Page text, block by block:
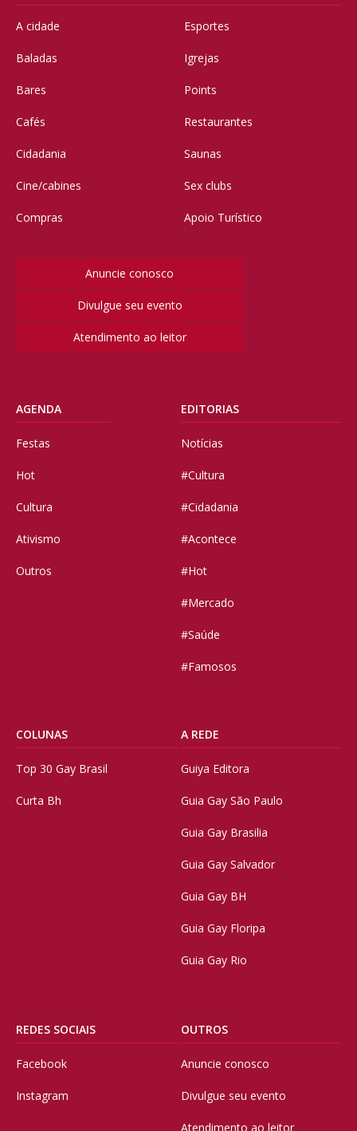
A cidade
Baladas
Bares
Cafés
Cidadania
Cine/cabines
Compras
Esportes
Igrejas
Points
Restaurantes
Saunas
Sex clubs
Apoio Turístico
Anuncie conosco
Divulgue seu evento
Atendimento ao leitor
AGENDA
Festas
Hot
Cultura
Ativismo
Outros
EDITORIAS
Notícias
#Cultura
#Cidadania
#Acontece
#Hot
#Mercado
#Saúde
#Famosos
COLUNAS
Top 30 Gay Brasil
Curta Bh
A REDE
Guiya Editora
Guia Gay São Paulo
Guia Gay Brasilia
Guia Gay Salvador
Guia Gay BH
Guia Gay Floripa
Guia Gay Rio
REDES SOCIAIS
Facebook
Instagram
OUTROS
Anuncie conosco
Divulgue seu evento
Atendimento ao leitor